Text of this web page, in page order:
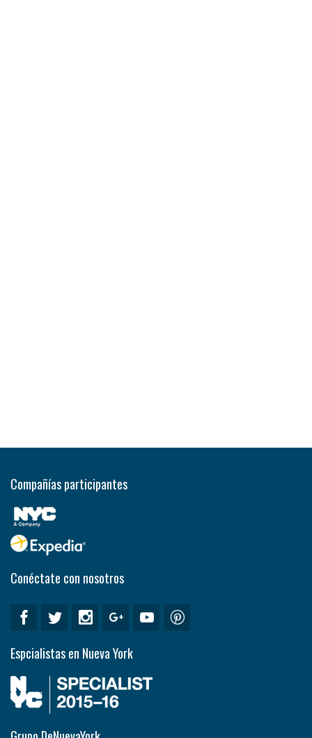
Compañías participantes
Conéctate con nosotros
Espcialistas en Nueva York